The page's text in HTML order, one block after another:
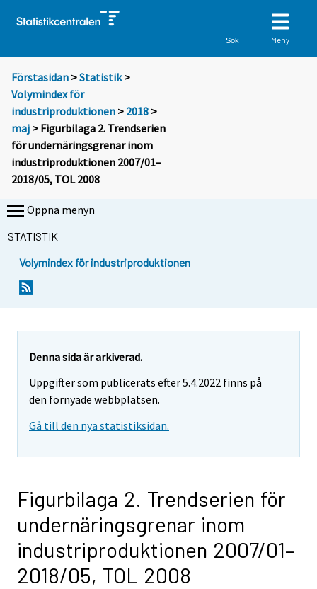
Sök Meny
Förstasidan >Statistik >
Volymindex för
industriproduktionen > 2018 >
maj > Figurbilaga 2. Trendserien
för undernäringsgrenar inom
industriproduktionen 2007/01–
2018/05, TOL 2008
Öppna menyn
STATISTIK
Volymindex för industriproduktionen
Denna sida är arkiverad.
Uppgifter som publicerats efter 5.4.2022 finns på
den förnyade webbplatsen.
Gå till den nya statistiksidan.
Figurbilaga 2. Trendserien för
undernäringsgrenar inom
industriproduktionen 2007/01–
2018/05, TOL 2008